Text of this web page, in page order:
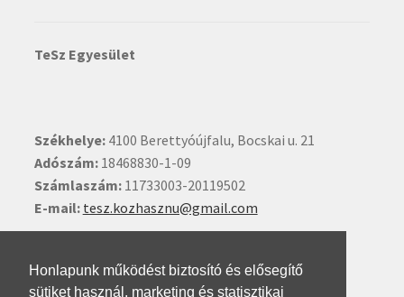
Honlapunk működést biztosító és elősegítő
sütiket használ, marketing és statisztikai
TeSz Egyesület
Székhelye:4100 Berettyóújfalu, Bocskai u. 21
Adószám:18468830-1-09
Számlaszám:11733003-20119502
E-mail: tesz.kozhasznu@gmail.com